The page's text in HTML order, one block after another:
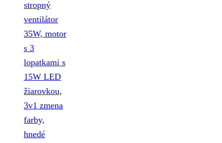
stropný
ventilátor
35W, motor
s 3
lopatkami s
15W LED
žiarovkou,
3v1 zmena
farby,
hnedé